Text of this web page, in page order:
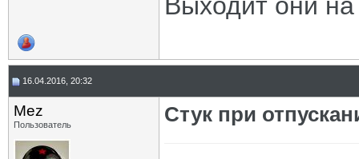
16.04.2016, 20:32
Mez
Пользователь Стук при